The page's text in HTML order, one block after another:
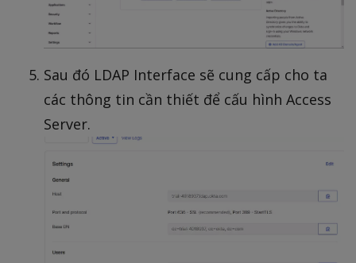
Sau đó LDAP Interface sẽ cung cấp cho ta
các thông tin cần thiết để cấu hình Access
Server.